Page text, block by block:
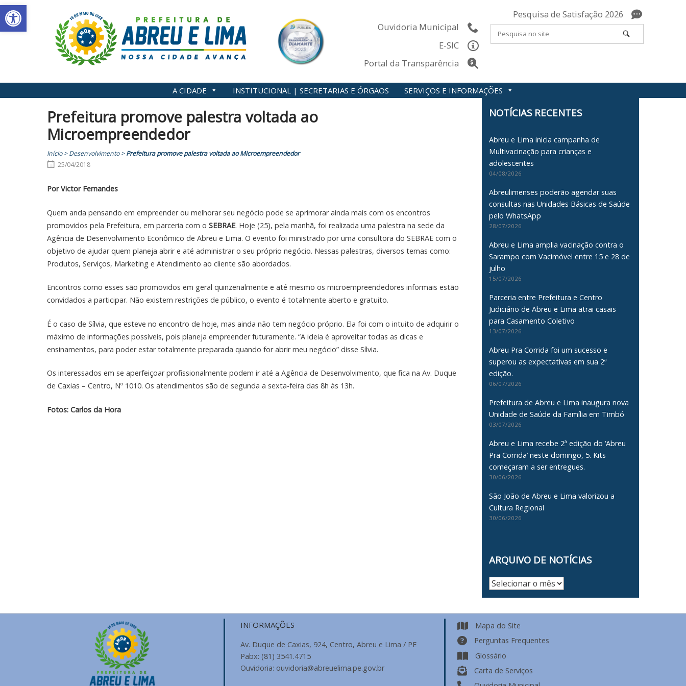
Abrir a barra de ferramentas
Skip
to
content
Ouvidoria Municipal
E-SIC
Portal da Transparência
Pesquisa de Satisfação 2026
A CIDADE INSTITUCIONAL | SECRETARIAS E ÓRGÃOS SERVIÇOS E INFORMAÇÕES
Prefeitura promove palestra voltada ao
Microempreendedor
Início>Desenvolvimento>Prefeitura promove palestra voltada ao Microempreendedor
25/04/2018
Por Victor Fernandes
Quem anda pensando em empreender ou melhorar seu negócio pode se aprimorar ainda mais com os encontros
promovidos pela Prefeitura, em parceria com o SEBRAE. Hoje (25), pela manhã, foi realizada uma palestra na sede da
Agência de Desenvolvimento Econômico de Abreu e Lima. O evento foi ministrado por uma consultora do SEBRAE com o
objetivo de ajudar quem planeja abrir e até administrar o seu próprio negócio. Nessas palestras, diversos temas como:
Produtos, Serviços, Marketing e Atendimento ao cliente são abordados.
Encontros como esses são promovidos em geral quinzenalmente e até mesmo os microempreendedores informais estão
convidados a participar. Não existem restrições de público, o evento é totalmente aberto e gratuito.
É o caso de Sílvia, que esteve no encontro de hoje, mas ainda não tem negócio próprio. Ela foi com o intuito de adquirir o
máximo de informações possíveis, pois planeja empreender futuramente. “A ideia é aproveitar todas as dicas e
ensinamentos, para poder estar totalmente preparada quando for abrir meu negócio” disse Sílvia.
Os interessados em se aperfeiçoar profissionalmente podem ir até a Agência de Desenvolvimento, que fica na Av. Duque
de Caxias – Centro, Nº 1010. Os atendimentos são de segunda a sexta-feira das 8h às 13h.
Fotos: Carlos da Hora
NOTÍCIAS RECENTES
Abreu e Lima inicia campanha de
Multivacinação para crianças e
adolescentes
04/08/2026
Abreulimenses poderão agendar suas
consultas nas Unidades Básicas de Saúde
pelo WhatsApp
28/07/2026
Abreu e Lima amplia vacinação contra o
Sarampo com Vacimóvel entre 15 e 28 de
julho
15/07/2026
Parceria entre Prefeitura e Centro
Judiciário de Abreu e Lima atrai casais
para Casamento Coletivo
13/07/2026
Abreu Pra Corrida foi um sucesso e
superou as expectativas em sua 2ª
edição.
06/07/2026
Prefeitura de Abreu e Lima inaugura nova
Unidade de Saúde da Família em Timbó
03/07/2026
Abreu e Lima recebe 2ª edição do ‘Abreu
Pra Corrida’ neste domingo, 5. Kits
começaram a ser entregues.
30/06/2026
São João de Abreu e Lima valorizou a
Cultura Regional
30/06/2026
ARQUIVO DE NOTÍCIAS
Arquivo
INFORMAÇÕES
Av. Duque de Caxias, 924, Centro, Abreu e Lima / PE
Pabx: (81) 3541.4715
Ouvidoria: ouvidoria@abreuelima.pe.gov.br
Mapa do Site
Perguntas Frequentes
Glossário
Carta de Serviços